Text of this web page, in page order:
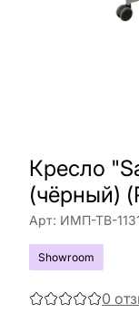
Кресло
(чёрный)
Арт: ИМП-ТВ-
Showroom
0